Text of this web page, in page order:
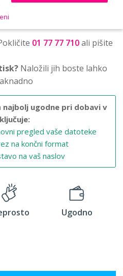
01 77 77 710ali pišite
Naložili jih boste lahko
najbolj ugodne pri dobavi v
pregled vaše datoteke
na končni format
na vaš naslov
Ugodno